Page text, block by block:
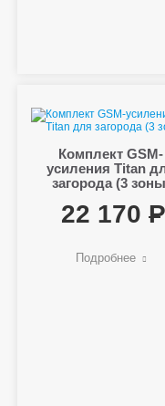
Комплект GSM-
усиления Titan
загорода (3
22 170
Подробнее